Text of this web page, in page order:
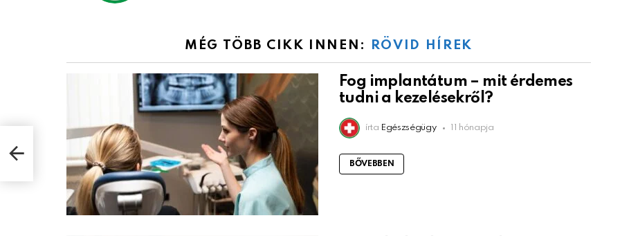
MÉG TÖBB CIKK INNEN: RÖVID HÍREK
Fog implantátum – mit érdemes
tudni a kezelésekről?
írta Egészségügy 11 hónapja
BŐVEBBEN